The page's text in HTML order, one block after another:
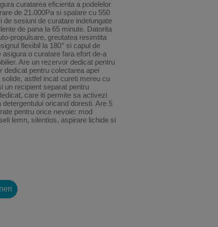
curatarea eficienta a podelelor
de 21.000Pa si spalare cu 550
de sesiuni de curatare indelungate
de pana la 65 minute. Datorita
propulsare, greutatea resimtita
flexibil la 180° si capul de
o curatare fara efort de-a
Are un rezervor dedicat pentru
dedicat pentru colectarea apei
astfel incat cureti mereu cu
un recipient separat pentru
care iti permite sa activezi
oricand doresti. Are 5
pentru orice nevoie: mod
lemn, silentios, aspirare lichide si